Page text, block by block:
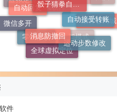
密友功能
苹果软件
虚拟定位
致青春商城
TF上架模式
零钱修改
微信多开
自动接受转账
运动步数修改
全球虚拟定位
消息防撤回
件